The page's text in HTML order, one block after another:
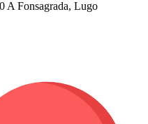
A Fonsagrada, Lugo